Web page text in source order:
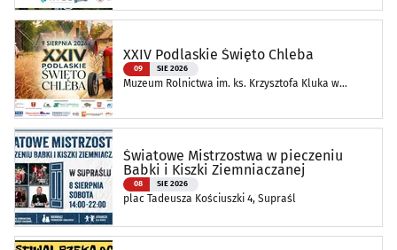
XXIV Podlaskie Święto Chleba
09 SIE 2026
Muzeum Rolnictwa im. ks. Krzysztofa Kluka w
Światowe Mistrzostwa w pieczeniu
Babki i Kiszki Ziemniaczanej
08 SIE 2026
plac Tadeusza Kościuszki 4, Supraśl